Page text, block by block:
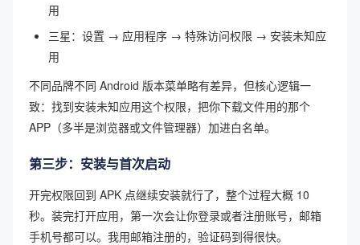
用
三星：设置 → 应用程序 → 特殊访问权限 → 安装未知应
用
不同品牌不同 Android 版本菜单略有差异，但核心逻辑一
致：找到安装未知应用这个权限，把你下载文件用的那个
APP（多半是浏览器或文件管理器）加进白名单。
第三步：安装与首次启动
开完权限回到 APK 点继续安装就行了，整个过程大概 10
秒。装完打开应用，第一次会让你登录或者注册账号，邮箱
手机号都可以。我用邮箱注册的，验证码到得很快。